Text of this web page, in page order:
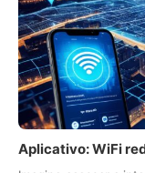
Aplicativo: WiFi